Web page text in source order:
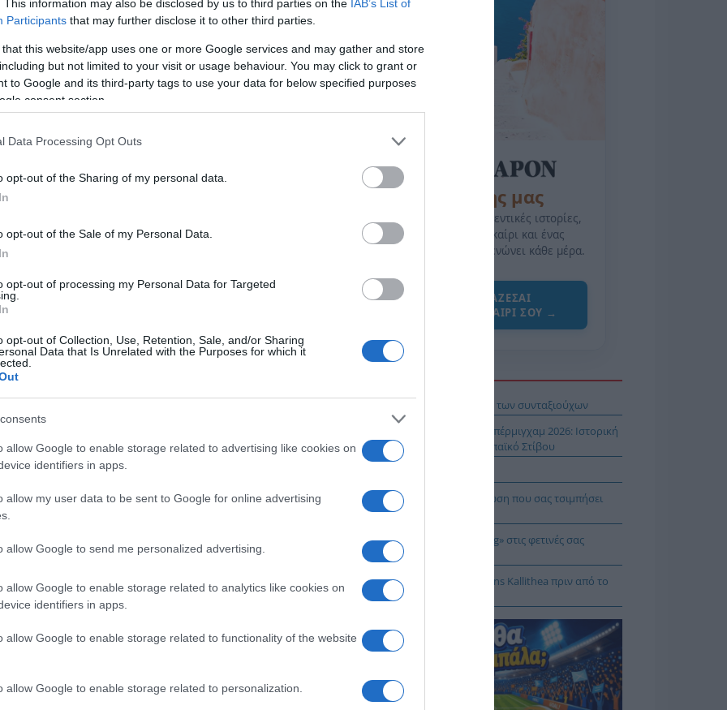
This information may also be disclosed by us to third parties on the IAB’s List of
Participants that may further disclose it to other third parties.
that this website/app uses one or more Google services and may gather and store
but not limited to your visit or usage behaviour. You may click to grant or
to Google and its third-party tags to use your data for below specified purposes
consent section.
Data Processing Opt Outs
opt-out of the Sharing of my personal data.
opt-out of the Sale of my Personal Data.
opt-out of processing my Personal Data for Targeted
opt-out of Collection, Use, Retention, Sale, and/or Sharing
Data that Is Unrelated with the Purposes for which it
allow Google to enable storage related to advertising like cookies on
identifiers in apps.
allow my user data to be sent to Google for online advertising
allow Google to send me personalized advertising.
allow Google to enable storage related to analytics like cookies on
identifiers in apps.
allow Google to enable storage related to functionality of the website
allow Google to enable storage related to personalization.
στον προκριματικό των 200 μ. με απόλυτο στόχο να
τελευταία της κούρσα στην κατηγορία, η νεαρή σπρίντερ
22.84, που είναι το δικό της ρεκόρ. Οι τελευταίες της
που απαιτείται για να πετύχει το στόχο της. Η
προκριματικής σειρά και για να προκριθεί στον
καλύτερες επιδόσεις στο σύνολο των έξι σειρών
σειρά – 4ος διάδρομος
της Ζωής μας
Οι άνθρωποι, οι αυθεντικές ιστορίες,
το ελληνικό καλοκαίρι και ένας
πολιτισμός που μας ενώνει κάθε μέρα.
ΌΣΑ ΧΡΕΙΆΖΕΣΑΙ
ΓΙΑ ΤΟ ΚΑΛΟΚΑΊΡΙ ΣΟΥ →
Προβληματίζει το κύμα φυγής των συνταξιούχων
Αντίστροφη μέτρηση για το Μπέρμιγχαμ 2026: Ιστορική
ελληνική παρουσία στο Ευρωπαϊκό Στίβου
Τι πρέπει να κάνετε σε περίπτωση που σας τσιμπήσει
μωβ μέδουσα
Πώς να κάνετε «smart spending» στις φετινές σας
διακοπές
ΑΕΚ: Πρόβα τζενεράλε με Athens Kallithea πριν από το
Super Cup